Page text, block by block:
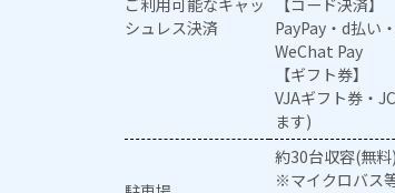
ご利用可能なキャッ
シュレス決済
【コード決済】
PayPay・d払い
WeChat Pay
【ギフト券】
VJAギフト券・
ます)
約30台収容(無料)
※マイクロバス